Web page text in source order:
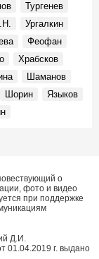
Тургенев
Ургалкин
Феофан
Храбсков
Шаманов
Шорин
Языков
о
фото и видео
при поддержке
Д.И.
г. выдано